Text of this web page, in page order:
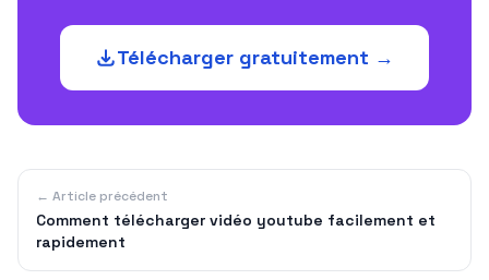
Télécharger gratuitement →
← Article précédent
Comment télécharger vidéo youtube facilement et
rapidement